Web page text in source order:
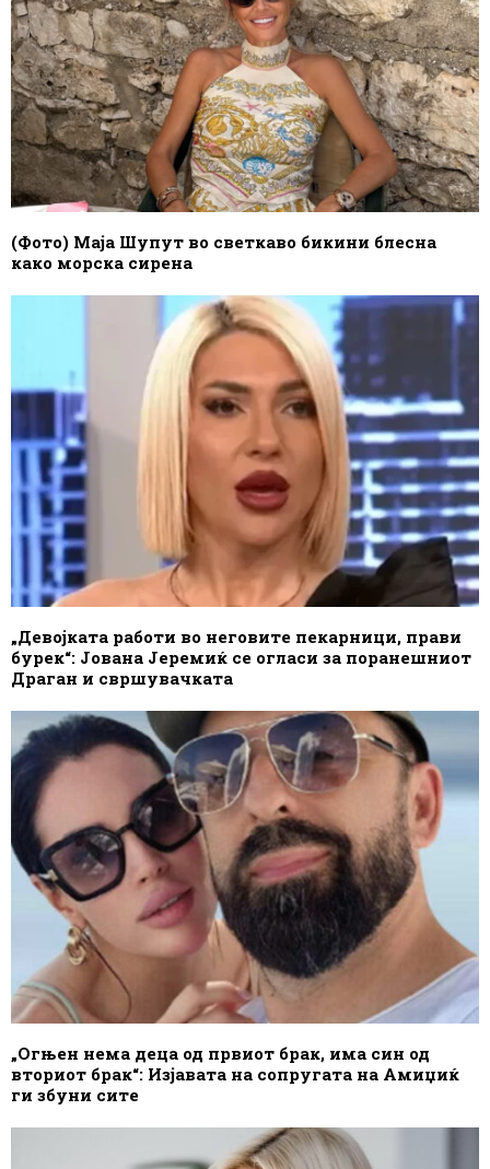
(Фото) Маја Шупут во светкаво бикини блесна
како морска сирена
„Девојката работи во неговите пекарници, прави
бурек“: Јована Јеремиќ се огласи за поранешниот
Драган и свршувачката
„Огњен нема деца од првиот брак, има син од
вториот брак“: Изјавата на сопругата на Амиџиќ
ги збуни сите